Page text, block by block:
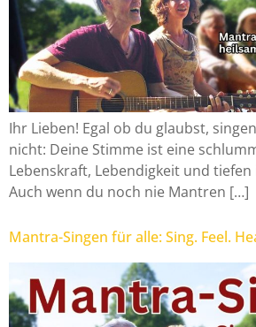
Ihr Lieben! Egal ob du glaubst,
nicht: Deine Stimme ist eine
Lebenskraft, Lebendigkeit und
Auch wenn du noch nie Mantren […]
Mantra-Singen für alle: Sing. Feel.